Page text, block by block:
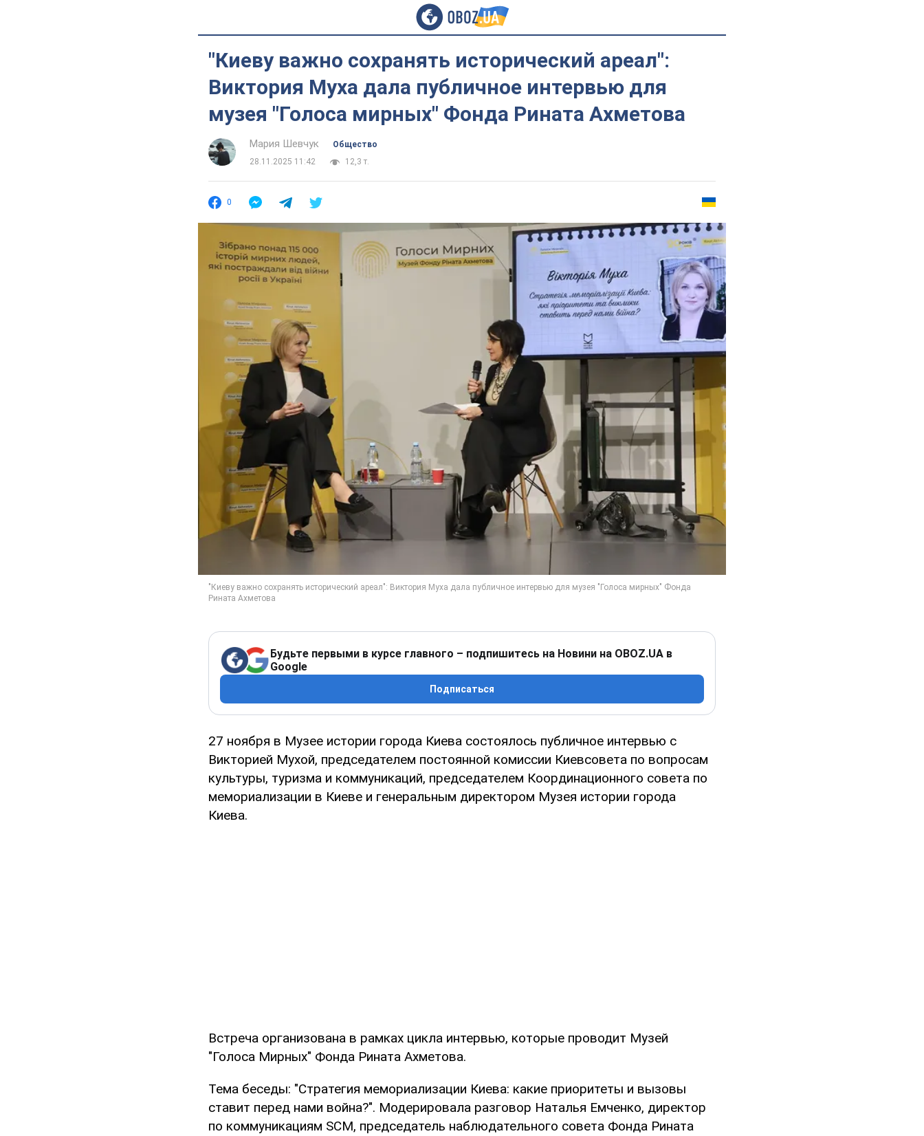
"Киеву важно сохранять исторический ареал":
Виктория Муха дала публичное интервью для
музея "Голоса мирных" Фонда Рината Ахметова
Мария Шевчук
Общество
28.11.2025 11:42
12,3 т.
0
Будьте первыми в курсе главного – подпишитесь на Новини на OBOZ.UA в
Google
Подписаться
27 ноября в Музее истории города Киева состоялось публичное интервью с
Викторией Мухой, председателем постоянной комиссии Киевсовета по вопросам
культуры, туризма и коммуникаций, председателем Координационного совета по
мемориализации в Киеве и генеральным директором Музея истории города
Киева.
Встреча организована в рамках цикла интервью, которые проводит Музей
"Голоса Мирных" Фонда Рината Ахметова.
Тема беседы: "Стратегия мемориализации Киева: какие приоритеты и вызовы
ставит перед нами война?". Модерировала разговор Наталья Емченко, директор
по коммуникациям SCM, председатель наблюдательного совета Фонда Рината